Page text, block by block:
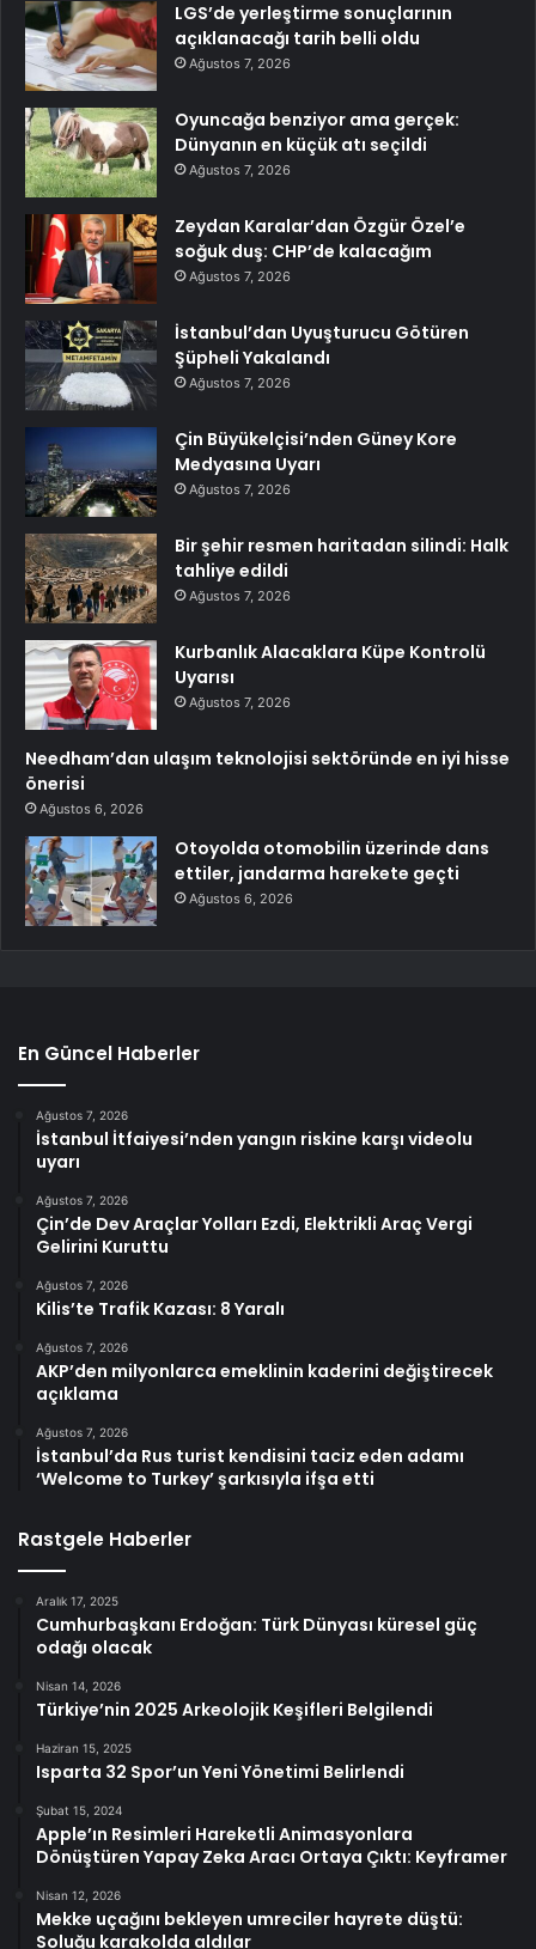
LGS’de yerleştirme sonuçlarının
açıklanacağı tarih belli oldu
Ağustos 7, 2026
Oyuncağa benziyor ama gerçek:
Dünyanın en küçük atı seçildi
Ağustos 7, 2026
Zeydan Karalar’dan Özgür Özel’e
soğuk duş: CHP’de kalacağım
Ağustos 7, 2026
İstanbul’dan Uyuşturucu Götüren
Şüpheli Yakalandı
Ağustos 7, 2026
Çin Büyükelçisi’nden Güney Kore
Medyasına Uyarı
Ağustos 7, 2026
Bir şehir resmen haritadan silindi: Halk
tahliye edildi
Ağustos 7, 2026
Kurbanlık Alacaklara Küpe Kontrolü
Uyarısı
Ağustos 7, 2026
Needham’dan ulaşım teknolojisi sektöründe en iyi hisse
önerisi
Ağustos 6, 2026
Otoyolda otomobilin üzerinde dans
ettiler, jandarma harekete geçti
Ağustos 6, 2026
En Güncel Haberler
Ağustos 7, 2026
İstanbul İtfaiyesi’nden yangın riskine karşı videolu
uyarı
Ağustos 7, 2026
Çin’de Dev Araçlar Yolları Ezdi, Elektrikli Araç Vergi
Gelirini Kuruttu
Ağustos 7, 2026
Kilis’te Trafik Kazası: 8 Yaralı
Ağustos 7, 2026
AKP’den milyonlarca emeklinin kaderini değiştirecek
açıklama
Ağustos 7, 2026
İstanbul’da Rus turist kendisini taciz eden adamı
‘Welcome to Turkey’ şarkısıyla ifşa etti
Rastgele Haberler
Aralık 17, 2025
Cumhurbaşkanı Erdoğan: Türk Dünyası küresel güç
odağı olacak
Nisan 14, 2026
Türkiye’nin 2025 Arkeolojik Keşifleri Belgilendi
Haziran 15, 2025
Isparta 32 Spor’un Yeni Yönetimi Belirlendi
Şubat 15, 2024
Apple’ın Resimleri Hareketli Animasyonlara
Dönüştüren Yapay Zeka Aracı Ortaya Çıktı: Keyframer
Nisan 12, 2026
Mekke uçağını bekleyen umreciler hayrete düştü:
Soluğu karakolda aldılar